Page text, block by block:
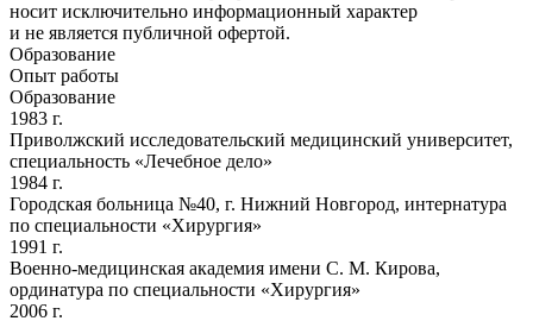
носит исключительно информационный характер
и не является публичной офертой.
Образование
Опыт работы
Образование
1983 г.
Приволжский исследовательский медицинский университет,
специальность «Лечебное дело»
1984 г.
Городская больница №40, г. Нижний Новгород, интернатура
по специальности «Хирургия»
1991 г.
Военно-медицинская академия имени С. М. Кирова,
ординатура по специальности «Хирургия»
2006 г.